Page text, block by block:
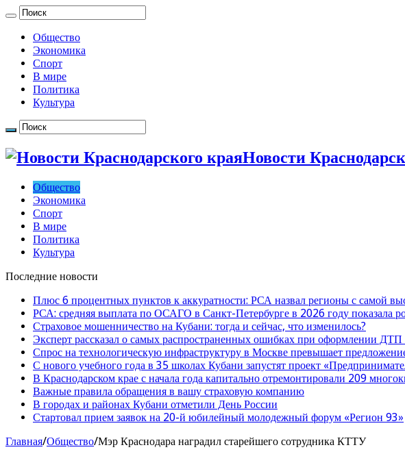
Общество
Экономика
Спорт
В мире
Политика
Культура
Новости
Общество
Экономика
Спорт
В мире
Политика
Культура
Последние новости
Плюс 6 процентных пунктов к аккуратности: РСА назвал регионы с самой
РСА: средняя выплата по ОСАГО в Санкт-Петербурге в 2026 году показала
Страховое мошенничество на Кубани: тогда и сейчас, что изменилось?
Эксперт рассказал о самых распространенных ошибках при оформлении ДТП
Спрос на технологическую инфраструктуру в Москве превышает
С нового учебного года в 35 школах Кубани запустят проект
В Краснодарском крае с начала года капитально отремонтировали 209
Важные правила обращения в вашу страховую компанию
В городах и районах Кубани отметили День России
Стартовал прием заявок на 20-й юбилейный молодежный форум «Регион 93»
Главная/Общество/Мэр Краснодара наградил старейшего сотрудника КТТУ